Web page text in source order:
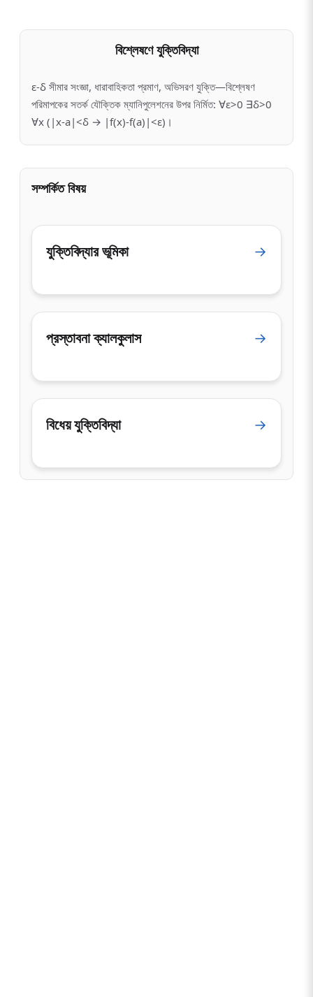
বিশ্লেষণে যুক্তিবিদ্যা
ε-δ সীমার সংজ্ঞা, ধারাবাহিকতা প্রমাণ, অভিসরণ যুক্তি—বিশ্লেষণ
পরিমাপকের সতর্ক যৌক্তিক ম্যানিপুলেশনের উপর নির্মিত: ∀ε>0 ∃δ>0
∀x (|x-a|<δ → |f(x)-f(a)|<ε)।
সম্পর্কিত বিষয়
যুক্তিবিদ্যার ভূমিকা →
প্রস্তাবনা ক্যালকুলাস →
বিধেয় যুক্তিবিদ্যা →